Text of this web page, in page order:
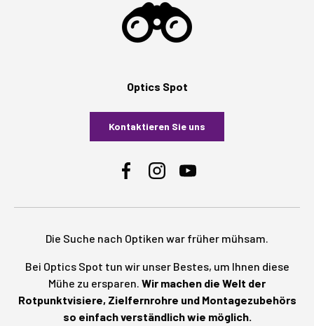
Optics Spot
Kontaktieren Sie uns
FacebookInstagramYouTube
Die Suche nach Optiken war früher mühsam.
Bei Optics Spot tun wir unser Bestes, um Ihnen diese
Mühe zu ersparen. Wir machen die Welt der
Rotpunktvisiere, Zielfernrohre und Montagezubehörs
so einfach verständlich wie möglich.